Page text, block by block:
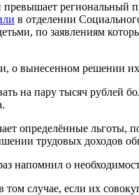
в отделении
по заявлениям
вынесенном решении их
на пару тысяч
определённые
трудовых доходов
о
том случае, если их